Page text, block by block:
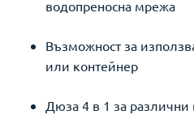
водопреносна мрежа
Възможност за
или контейнер
Дюза 4 в 1 за различни